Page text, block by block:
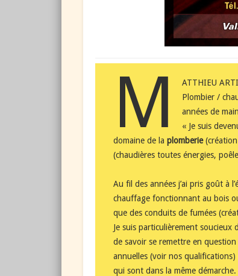
M
ATTHIEU
Plombier /
années de
« Je suis
domaine de laplomberie
(chaudières toutes énergies,
Au fil des années j’ai pris goût à
chauffage fonctionnant au bois
que des conduits de fumées
Je suis particulièrement soucieux
de savoir se remettre en
annuelles (voirnos qualifications)
qui sont dans la même démarche.